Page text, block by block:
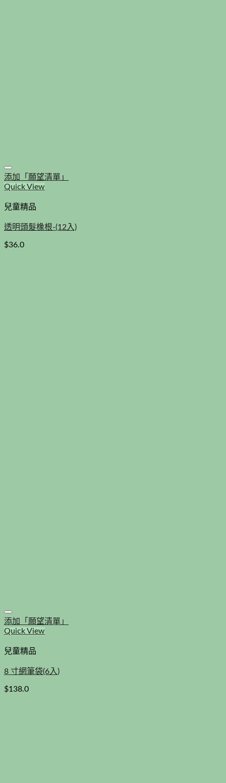
添加「願望清單」
Quick View
兒童精品
透明頭髮橡根-(12入)
$36.0
添加「願望清單」
Quick View
兒童精品
8 寸網筆袋(6入)
$138.0